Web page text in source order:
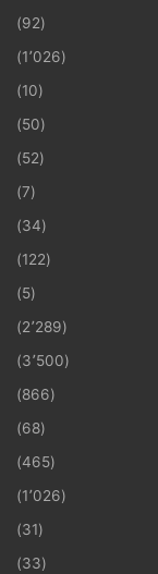
(92)
(1٬026)
(10)
(50)
(52)
(7)
(34)
(122)
(5)
(2٬289)
(3٬500)
(866)
(68)
(465)
(1٬026)
(31)
(33)